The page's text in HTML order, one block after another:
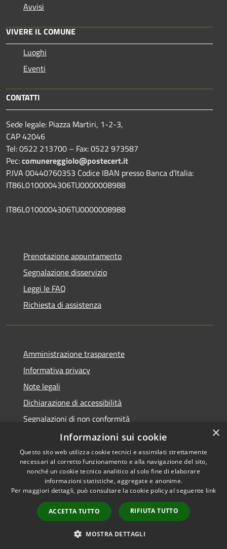
Avvisi
VIVERE IL COMUNE
Luoghi
Eventi
CONTATTI
Sede legale: Piazza Martiri, 1-2-3,
CAP 42046
Tel: 0522 213700 – Fax: 0522 973587
Pec:comunereggiolo@postecert.it
P.IVA 00440760353 Codice IBAN presso Banca d’Italia:
IT86L0100004306TU0000008988
IT86L0100004306TU0000008988
Prenotazione appuntamento
Segnalazione disservizio
Leggi le FAQ
Richiesta di assistenza
Amministrazione trasparente
Informativa privacy
Note legali
Dichiarazione di accessibilità
Segnalazioni di non conformità
Accessibilità
Privacy
Mappa del sito
AMT fino al 31/12/2021
Copyright © 2026 • Comune di
Reggiolo • Powered by
Municipium•Accesso
redazione
×
Informazioni sui cookie
Questo sito web utilizza cookie tecnici e assimilati strettamente
necessari al corretto funzionamento e alla navigazione del sito,
nonché un cookie tecnico analitico al solo fine di elaborare
informazioni statistiche, aggregate e anonime.
Per maggiori dettagli, può consultare la cookie policy al seguente link
ACCETTA TUTTO RIFIUTA TUTTO
MOSTRA DETTAGLI